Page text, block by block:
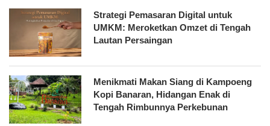
Strategi Pemasaran Digital untuk
UMKM: Meroketkan Omzet di Tengah
Lautan Persaingan
Menikmati Makan Siang di Kampoeng
Kopi Banaran, Hidangan Enak di
Tengah Rimbunnya Perkebunan